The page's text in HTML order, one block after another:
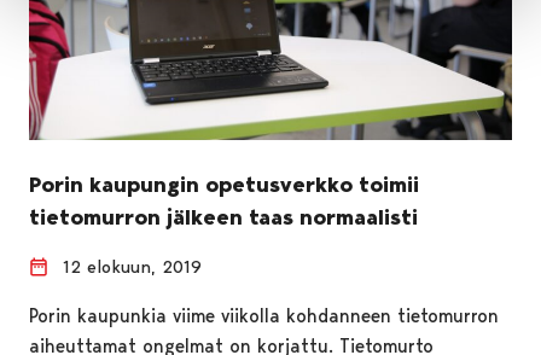
Porin kaupungin opetusverkko toimii
tietomurron jälkeen taas normaalisti
12 elokuun, 2019
Porin kaupunkia viime viikolla kohdanneen tietomurron
aiheuttamat ongelmat on korjattu. Tietomurto